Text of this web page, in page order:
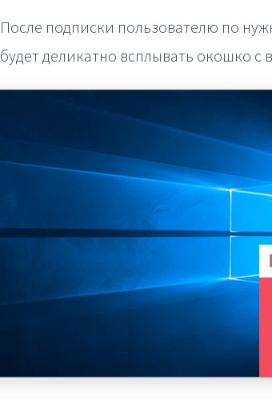
После подписки пользователю по
будет деликатно всплывать окошко